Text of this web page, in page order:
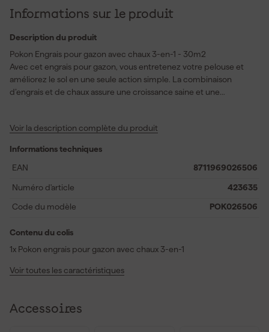
Informations sur le produit
Description du produit
Pokon Engrais pour gazon avec chaux 3-en-1 - 30m2
Avec cet engrais pour gazon, vous entretenez votre pelouse et
améliorez le sol en une seule action simple. La combinaison
d’engrais et de chaux assure une croissance saine et une
longtemps. La chaux ajoutée aide à améliorer l’acidité du sol, ce
cet engrais pour gazon idéal pour l’entretien du gazon au
printemps comme en automne. Le fortifiant végétal
sécheresse et à la formation de mousse. Vous répandez
facilement les granulés de manière uniforme sur le gazon pour un
convient aux petits jardins et à un entretien ciblé. Ainsi, vous
qui a fière allure toute l’année.
Voir la description complète du produit
Informations techniques
EAN
8711969026506
Numéro d'article 423635
Code du modèle POK026506
Contenu du colis
1x Pokon engrais pour gazon avec chaux 3-en-1
Voir toutes les caractéristiques
Accessoires